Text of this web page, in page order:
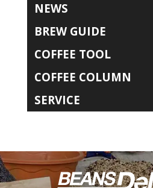
NEWS
BREW GUIDE
COFFEE TOOL
COFFEE COLUMN
SERVICE